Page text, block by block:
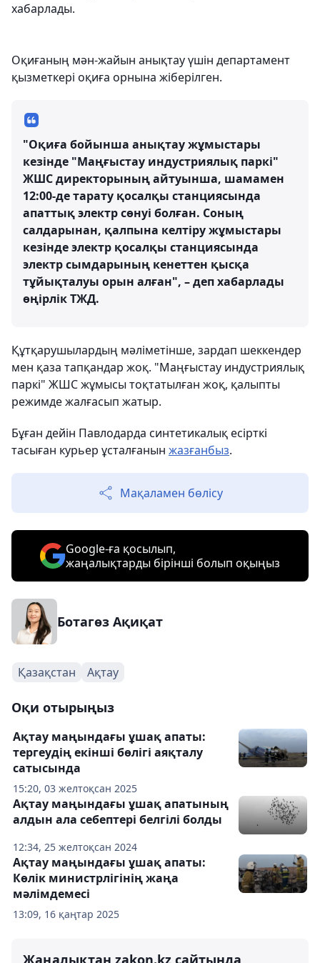
хабарлады.
Оқиғаның мән-жайын анықтау үшін департамент
қызметкері оқиға орнына жіберілген.
"Оқиға бойынша анықтау жұмыстары
кезінде "Маңғыстау индустриялық паркі"
ЖШС директорының айтуынша, шамамен
12:00-де тарату қосалқы станциясында
апаттық электр сөнуі болған. Соның
салдарынан, қалпына келтіру жұмыстары
кезінде электр қосалқы станциясында
электр сымдарының кенеттен қысқа
тұйықталуы орын алған", – деп хабарлады
өңірлік ТЖД.
Құтқарушылардың мәліметінше, зардап шеккендер
мен қаза тапқандар жоқ. "Маңғыстау индустриялық
паркі" ЖШС жұмысы тоқтатылған жоқ, қалыпты
режимде жалғасып жатыр.
Бұған дейін Павлодарда синтетикалық есірткі
тасыған курьер ұсталғанын жазғанбыз.
Мақаламен бөлісу
Google-ға қосылып,
жаңалықтарды бірінші болып оқыңыз
Ботагөз Ақиқат
Қазақстан Ақтау
Оқи отырыңыз
15:20, 03 желтоқсан 2025
Ақтау маңындағы ұшақ апаты:
тергеудің екінші бөлігі аяқталу
сатысында
12:34, 25 желтоқсан 2024
Ақтау маңындағы ұшақ апатының
алдын ала себептері белгілі болды
13:09, 16 қаңтар 2025
Ақтау маңындағы ұшақ апаты:
Көлік министрлігінің жаңа
мәлімдемесі
Жаңалықтан zakon.kz сайтында